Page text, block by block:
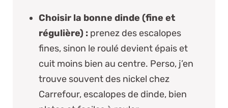
Choisir la bonne dinde (fine et
régulière) : prenez des escalopes
fines, sinon le roulé devient épais et
cuit moins bien au centre. Perso, j’en
trouve souvent des nickel chez
Carrefour, escalopes de dinde, bien